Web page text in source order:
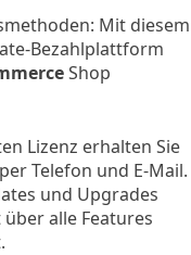
Mit diesem
Bezahlplattform
Shop
Lizenz erhalten Sie
per Telefon und E-Mail.
und Upgrades
alle Features